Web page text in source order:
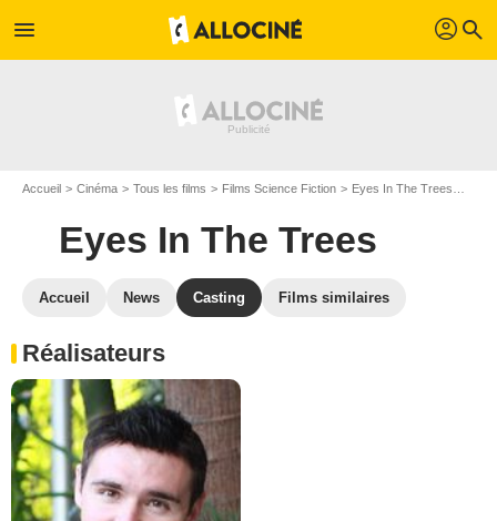
menu profil search
Accueil Cinéma Tous les films Films Science Fiction Eyes In The Trees
Eyes In The Trees
Accueil News Casting Films similaires
Réalisateurs